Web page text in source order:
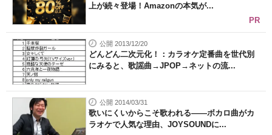
上が続々登場！Amazonの本気が...
PR
公開 2013/12/20
どんどん二次元化！：カラオケ定番曲を世代別
にみると、歌謡曲→JPOP→ネットの流...
公開 2014/03/31
歌いにくいからこそ歌われる――ボカロ曲がカ
ラオケで人気な理由、JOYSOUNDに...